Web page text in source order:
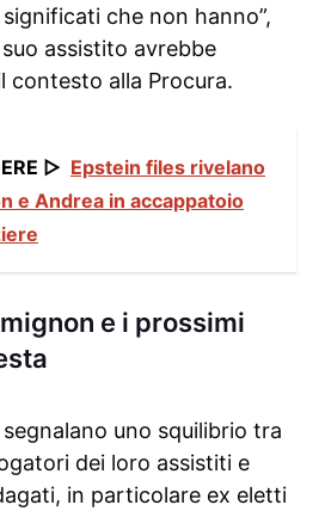
che non hanno”,
assistito avrebbe
contesto alla Procura.
▷ Epstein files rivelano
e Andrea in accappatoio
e i prossimi
uno squilibrio tra
dei loro assistiti e
in particolare ex eletti